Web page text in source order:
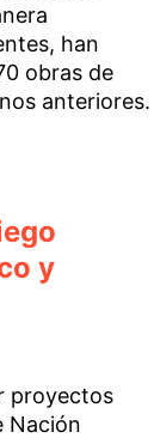
han
obras de
anteriores.
y
proyectos
Nación